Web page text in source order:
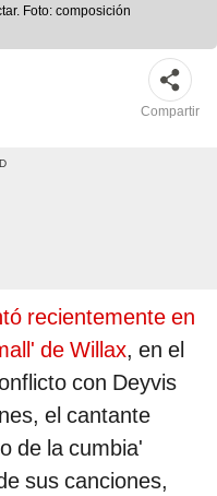
Foto: composición
Compartir
recientemente en
de Willax, en el
con Deyvis
el cantante
de la cumbia'
sus canciones,